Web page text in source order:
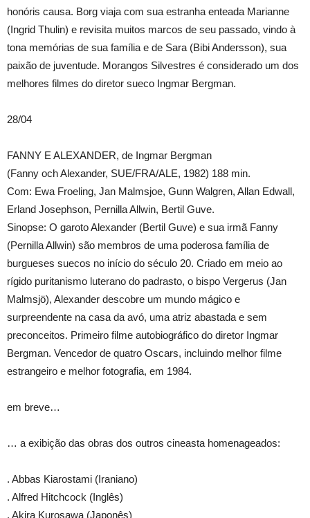
honóris causa. Borg viaja com sua estranha enteada Marianne
(Ingrid Thulin) e revisita muitos marcos de seu passado, vindo à
tona memórias de sua família e de Sara (Bibi Andersson), sua
paixão de juventude. Morangos Silvestres é considerado um dos
melhores filmes do diretor sueco Ingmar Bergman.
28/04
FANNY E ALEXANDER, de Ingmar Bergman
(Fanny och Alexander, SUE/FRA/ALE, 1982) 188 min.
Com: Ewa Froeling, Jan Malmsjoe, Gunn Walgren, Allan Edwall,
Erland Josephson, Pernilla Allwin, Bertil Guve.
Sinopse: O garoto Alexander (Bertil Guve) e sua irmã Fanny
(Pernilla Allwin) são membros de uma poderosa família de
burgueses suecos no início do século 20. Criado em meio ao
rígido puritanismo luterano do padrasto, o bispo Vergerus (Jan
Malmsjö), Alexander descobre um mundo mágico e
surpreendente na casa da avó, uma atriz abastada e sem
preconceitos. Primeiro filme autobiográfico do diretor Ingmar
Bergman. Vencedor de quatro Oscars, incluindo melhor filme
estrangeiro e melhor fotografia, em 1984.
em breve…
… a exibição das obras dos outros cineasta homenageados:
. Abbas Kiarostami (Iraniano)
. Alfred Hitchcock (Inglês)
. Akira Kurosawa (Japonês)